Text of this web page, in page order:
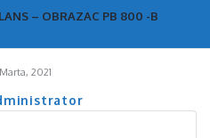
– OBRAZAC PB 800 -B
2021